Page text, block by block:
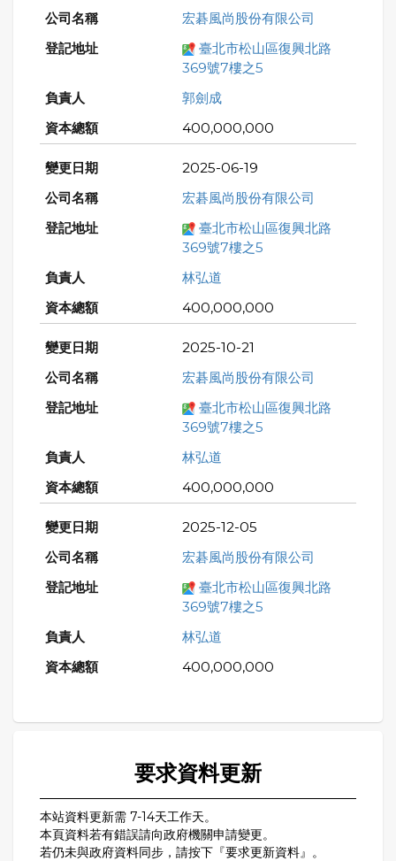
宏碁風尚股份有限公司
臺北市松山區復興北路
369號7樓之5
郭劍成
400,000,000
2025-06-19
宏碁風尚股份有限公司
臺北市松山區復興北路
369號7樓之5
林弘道
400,000,000
2025-10-21
宏碁風尚股份有限公司
臺北市松山區復興北路
369號7樓之5
林弘道
400,000,000
2025-12-05
宏碁風尚股份有限公司
臺北市松山區復興北路
369號7樓之5
林弘道
400,000,000
要求資料更新
本站資料更新需 7-14天工作天。
本頁資料若有錯誤請向政府機關申請變更。
若仍未與政府資料同步，請按下『要求更新資料』。